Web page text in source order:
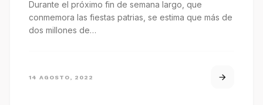
Durante el próximo fin de semana largo, que
conmemora las fiestas patrias, se estima que más de
dos millones de…
14 AGOSTO, 2022